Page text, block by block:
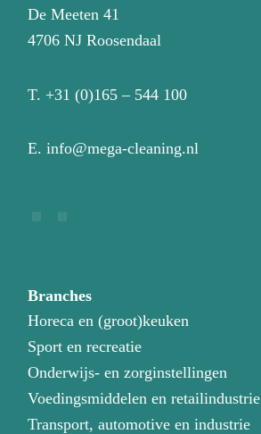
De Meeten 41
4706 NJ Roosendaal
T. +31 (0)165 – 544 100
E.info@mega-cleaning.nl
Branches
Horeca en (groot)keuken
Sport en recreatie
Onderwijs- en zorginstellingen
Voedingsmiddelen en retailindustrie
Transport, automotive en industrie